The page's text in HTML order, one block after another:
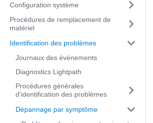
Configuration système
Procédures de remplacement de
matériel
Identification des problèmes
Journaux des événements
Diagnostics Lightpath
Procédures générales
d'identification des problèmes
Dépannage par symptôme